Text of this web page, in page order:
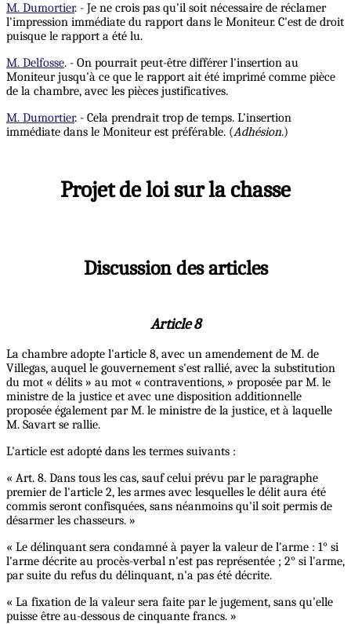
M. Dumortier. - Je ne crois pas qu'il soit nécessaire de réclamer
l'impression immédiate du rapport dans le Moniteur. C'est de droit
puisque le rapport a été lu.
M. Delfosse. - On pourrait peut-être différer l'insertion au
Moniteur jusqu'à ce que le rapport ait été imprimé comme pièce
de la chambre, avec les pièces justificatives.
M. Dumortier. - Cela prendrait trop de temps. L'insertion
immédiate dans le Moniteur est préférable. (Adhésion.)
Projet de loi sur la chasse
Discussion des articles
Article 8
La chambre adopte l'article 8, avec un amendement de M. de
Villegas, auquel le gouvernement s'est rallié, avec la substitution
du mot « délits » au mot « contraventions, » proposée par M. le
ministre de la justice et avec une disposition additionnelle
proposée également par M. le ministre de la justice, et à laquelle
M. Savart se rallie.
L'article est adopté dans les termes suivants :
« Art. 8. Dans tous les cas, sauf celui prévu par le paragraphe
premier de l'article 2, les armes avec lesquelles le délit aura été
commis seront confisquées, sans néanmoins qu'il soit permis de
désarmer les chasseurs. »
« Le délinquant sera condamné à payer la valeur de l'arme : 1° si
l'arme décrite au procès-verbal n'est pas représentée ; 2° si l'arme,
par suite du refus du délinquant, n'a pas été décrite.
« La fixation de la valeur sera faite par le jugement, sans qu'elle
puisse être au-dessous de cinquante francs. »